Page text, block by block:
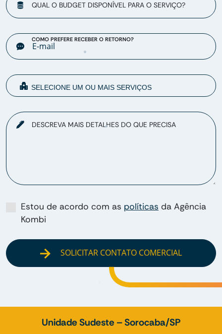
QUAL O BUDGET DISPONÍVEL PARA O SERVIÇO?
COMO PREFERE RECEBER O RETORNO?
DESCREVA MAIS DETALHES DO QUE PRECISA
Estou de acordo com as políticas da Agência
Kombi
SOLICITAR CONTATO COMERCIAL
Unidade Sudeste – Sorocaba/SP